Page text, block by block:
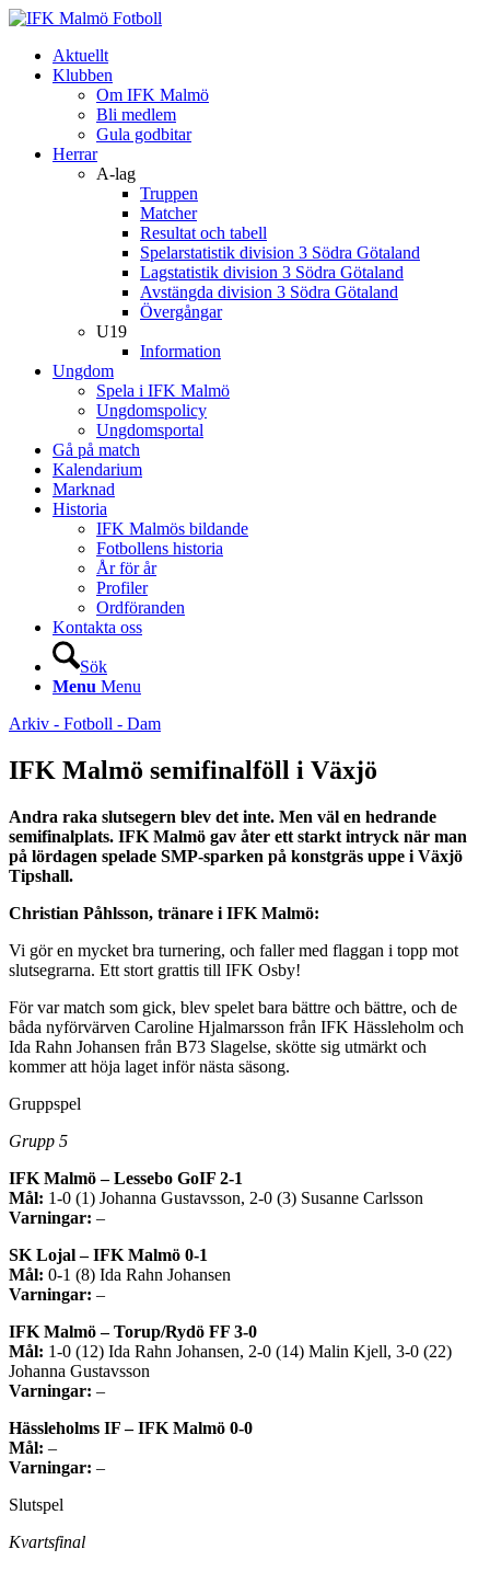
Aktuellt
Klubben
Om IFK Malmö
Bli medlem
Gula godbitar
Herrar
A-lag
Truppen
Matcher
Resultat och tabell
Spelarstatistik division 3 Södra Götaland
Lagstatistik division 3 Södra Götaland
Avstängda division 3 Södra Götaland
Övergångar
U19
Information
Ungdom
Spela i IFK Malmö
Ungdomspolicy
Ungdomsportal
Gå på match
Kalendarium
Marknad
Historia
IFK Malmös bildande
Fotbollens historia
År för år
Profiler
Ordföranden
Kontakta oss
Sök
Menu Menu
Arkiv - Fotboll - Dam
IFK Malmö semifinalföll i Växjö
Andra raka slutsegern blev det inte. Men väl en hedrande
semifinalplats. IFK Malmö gav åter ett starkt intryck när man
på lördagen spelade SMP-sparken på konstgräs uppe i Växjö
Tipshall.
Christian Påhlsson, tränare i IFK Malmö:
Vi gör en mycket bra turnering, och faller med flaggan i topp mot
slutsegrarna. Ett stort grattis till IFK Osby!
För var match som gick, blev spelet bara bättre och bättre, och de
båda nyförvärven Caroline Hjalmarsson från IFK Hässleholm och
Ida Rahn Johansen från B73 Slagelse, skötte sig utmärkt och
kommer att höja laget inför nästa säsong.
Gruppspel
Grupp 5
IFK Malmö – Lessebo GoIF 2-1
Mål: 1-0 (1) Johanna Gustavsson, 2-0 (3) Susanne Carlsson
Varningar: –
SK Lojal – IFK Malmö 0-1
Mål: 0-1 (8) Ida Rahn Johansen
Varningar: –
IFK Malmö – Torup/Rydö FF 3-0
Mål: 1-0 (12) Ida Rahn Johansen, 2-0 (14) Malin Kjell, 3-0 (22)
Johanna Gustavsson
Varningar: –
Hässleholms IF – IFK Malmö 0-0
Mål: –
Varningar: –
Slutspel
Kvartsfinal